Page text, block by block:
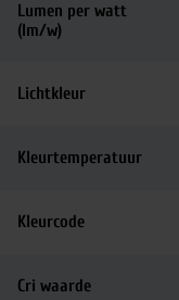
Lumen per watt
(lm/w)
Lichtkleur
Kleurtemperatuur
Kleurcode
Cri waarde